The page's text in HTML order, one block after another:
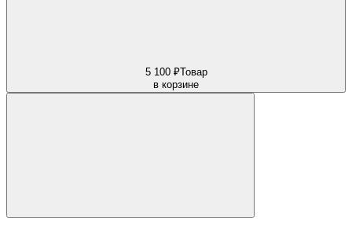
5 100 ₽Товар
в корзине